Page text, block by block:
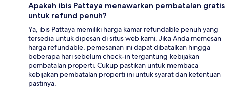
Apakah ibis Pattaya menawarkan pembatalan gratis
untuk refund penuh?
Ya, ibis Pattaya memiliki harga kamar refundable penuh yang
tersedia untuk dipesan di situs web kami. Jika Anda memesan
harga refundable, pemesanan ini dapat dibatalkan hingga
beberapa hari sebelum check-in tergantung kebijakan
pembatalan properti. Cukup pastikan untuk membaca
kebijakan pembatalan properti ini untuk syarat dan ketentuan
pastinya.